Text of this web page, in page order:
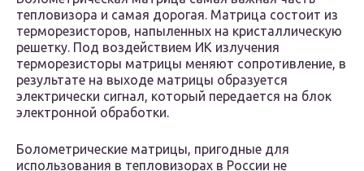
тепловизора и самая дорогая. Матрица состоит из
терморезисторов, напыленных на кристаллическую
решетку. Под воздействием ИК излучения
терморезисторы матрицы меняют сопротивление, в
результате на выходе матрицы образуется
электрически сигнал, который передается на блок
электронной обработки.
Болометрические матрицы, пригодные для
использования в тепловизорах в России не